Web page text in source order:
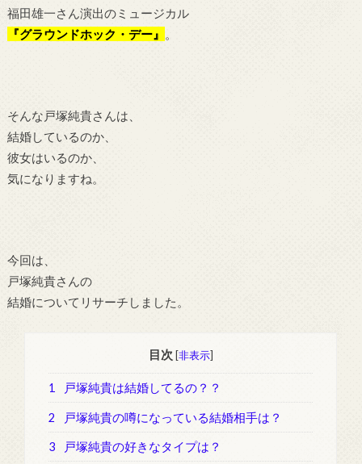
福田雄一さん演出のミュージカル
『グラウンドホック・デー』 。
そんな戸塚純貴さんは、
結婚しているのか、
彼女はいるのか、
気になりますね。
今回は、
戸塚純貴さんの
結婚についてリサーチしました。
目次 [非表示]
1 戸塚純貴は結婚してるの？？
2 戸塚純貴の噂になっている結婚相手は？
3 戸塚純貴の好きなタイプは？